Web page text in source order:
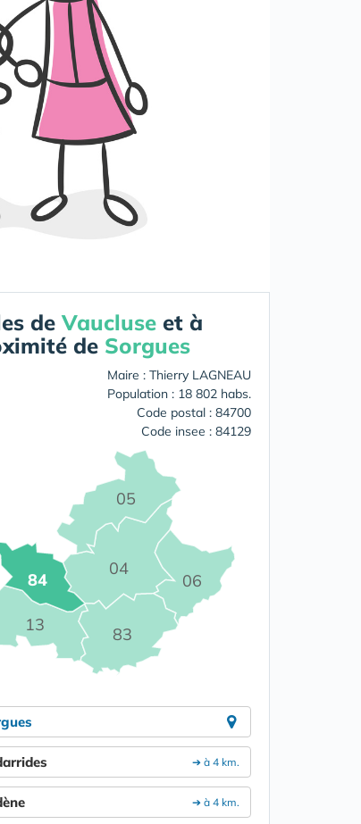
deVaucluse et à
de Sorgues
Maire : Thierry LAGNEAU
Population : 18 802 habs.
Code postal : 84700
Code insee : 84129
04
05
06
13 83
84
➔ à 4 km.
➔ à 4 km.